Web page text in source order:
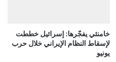
خامنئي يفجّرها: إسرائيل خططت
لإسقاط النظام الإيراني خلال حرب
يونيو